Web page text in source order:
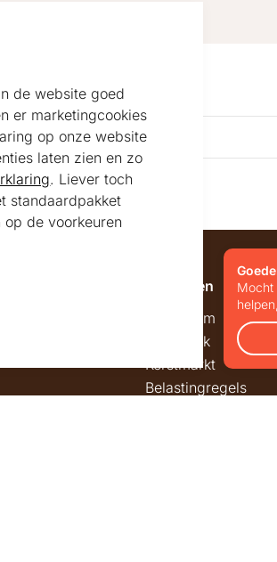
Algemeen
Showroom
Maatwerk
Kerstmarkt
Belastingregels
Mocht
de website goed
er marketingcookies
op onze website
laten zien en zo
. Liever toch
standaardpakket
de voorkeuren